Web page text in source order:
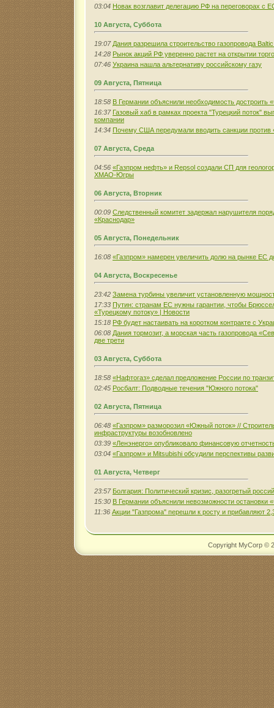
03:04 Новак возглавит делегацию РФ на переговорах с
10 Августа, Суббота
19:07 Дания разрешила строительство газопровода
14:28 Рынок акций РФ уверенно растет на открытии
07:46 Украина нашла альтернативу российскому газу
09 Августа, Пятница
18:58 В Германии объяснили необходимость достроить
16:37 Газовый хаб в рамках проекта "Турецкий поток"
компании
14:34 Почему США передумали вводить санкции против
07 Августа, Среда
04:56 «Газпром нефть» и Repsol создали СП для
ХМАО-Югры
06 Августа, Вторник
00:09 Следственный комитет задержал нарушителя
«Краснодар»
05 Августа, Понедельник
16:08 «Газпром» намерен увеличить долю на рынке ЕС
04 Августа, Воскресенье
23:42 Замена турбины увеличит установленную
17:33 Путин: странам ЕС нужны гарантии, чтобы
«Турецкому потоку» | Новости
15:18 РФ будет настаивать на коротком контракте с
06:08 Дания тормозит, а морская часть газопровода
две трети
03 Августа, Суббота
18:58 «Нафтогаз» сделал предложение России по
02:45 Росбалт: Подводные течения "Южного потока"
02 Августа, Пятница
06:48 «Газпром» разморозил «Южный поток» //
инфраструктуры возобновлено
03:39 «Ленэнерго» опубликовало финансовую
03:04 «Газпром» и Mitsubishi обсудили перспективы
01 Августа, Четверг
23:57 Болгария: Политический кризис, разогретый
15:30 В Германии объяснили невозможности остановки
11:36 Акции "Газпрома" перешли к росту и прибавляют
Copyright MyCorp ©